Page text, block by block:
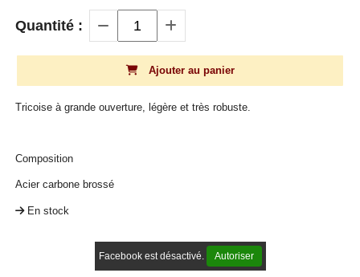
Quantité :
Ajouter au panier
Tricoise à grande ouverture, légère et très robuste.
Composition
Acier carbone brossé
En stock
Facebook est désactivé. Autoriser